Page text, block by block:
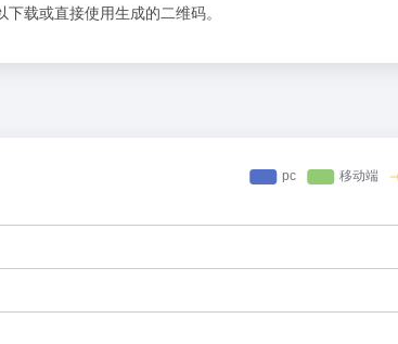
下载或直接使用生成的二维码。